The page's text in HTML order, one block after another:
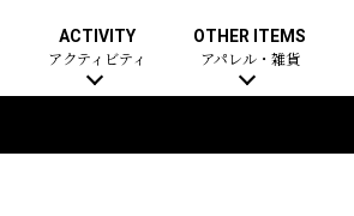
ACTIVITY
アクティビティ
OTHER ITEMS
アパレル・雑貨